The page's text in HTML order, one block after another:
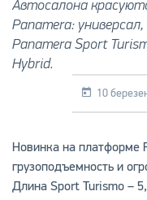
Автосалона
Panamera:
Panamera Sport
Hybrid.
10
Новинка на платформе
грузоподъемность и
Длина Sport Turismo –